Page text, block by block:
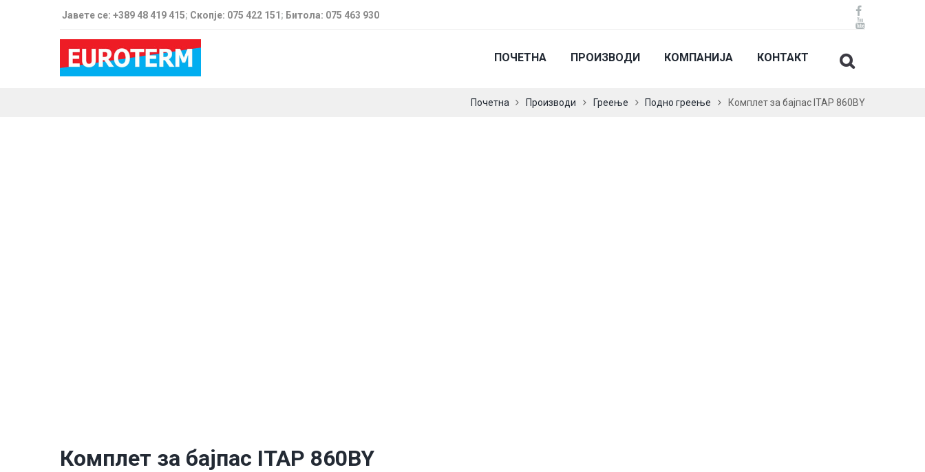
Јавете се: +389 48 419 415; Скопје: 075 422 151 ; Битола: 075 463 930
ПОЧЕТНА ПРОИЗВОДИ КОМПАНИЈА КОНТАКТ
Почетна Производи Греење Подно греење Комплет за бајпас ITAP 860BY
Комплет за бајпас ITAP 860BY